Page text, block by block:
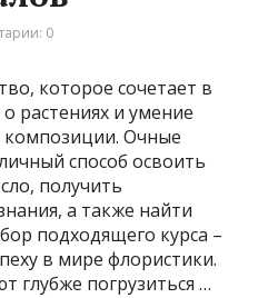
0
которое сочетает в
растениях и умение
композиции. Очные
способ освоить
получить
а также найти
подходящего курса –
в мире флористики.
глубже погрузиться …